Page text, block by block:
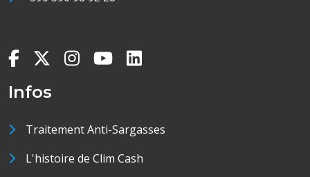
Infos
Traitement Anti-Sargasses
L'histoire de Clim Cash